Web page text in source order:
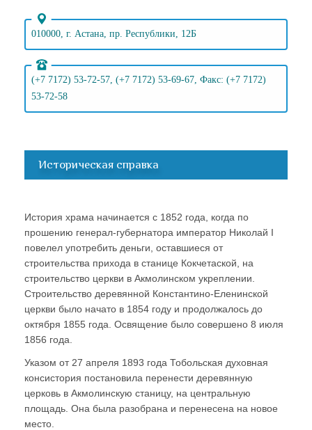
010000, г. Астана, пр. Республики, 12Б
(+7 7172) 53-72-57, (+7 7172) 53-69-67, Факс: (+7 7172)
53-72-58
Историческая справка
История храма начинается с 1852 года, когда по
прошению генерал-губернатора император Николай I
повелел употребить деньги, оставшиеся от
строительства прихода в станице Кокчетаской, на
строительство церкви в Акмолинском укреплении.
Строительство деревянной Константино-Еленинской
церкви было начато в 1854 году и продолжалось до
октября 1855 года. Освящение было совершено 8 июля
1856 года.
Указом от 27 апреля 1893 года Тобольская духовная
консистория постановила перенести деревянную
церковь в Акмолинскую станицу, на центральную
площадь. Она была разобрана и перенесена на новое
место.